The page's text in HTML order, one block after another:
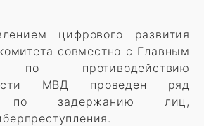
цифрового развития
совместно с Главным
по противодействию
МВД проведен ряд
по задержанию лиц,